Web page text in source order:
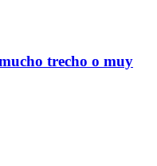
trecho o muy